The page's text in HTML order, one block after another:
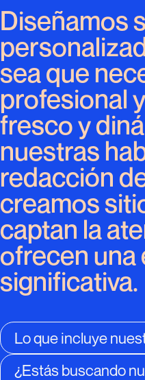
Diseñamos
sea que
profesional
fresco y
nuestras
redacción
creamos
captan la
ofrecen
significativa.
Lo que incluye
¿Estás buscando